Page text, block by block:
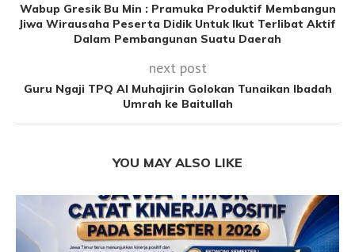
Wabup Gresik Bu Min : Pramuka Produktif Membangun
Jiwa Wirausaha Peserta Didik Untuk Ikut Terlibat Aktif
Dalam Pembangunan Suatu Daerah
next post
Guru Ngaji TPQ Al Muhajirin Golokan Tunaikan Ibadah
Umrah ke Baitullah
YOU MAY ALSO LIKE